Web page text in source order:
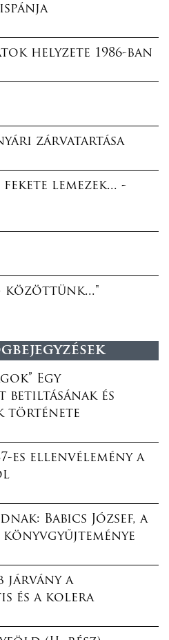
helyzete 1986-ban
zárvatartása
lemezek... -
közöttünk..."
Egy
betiltásának és
története
es ellenvélemény a
Babics József, a
járvány a
és a kolera